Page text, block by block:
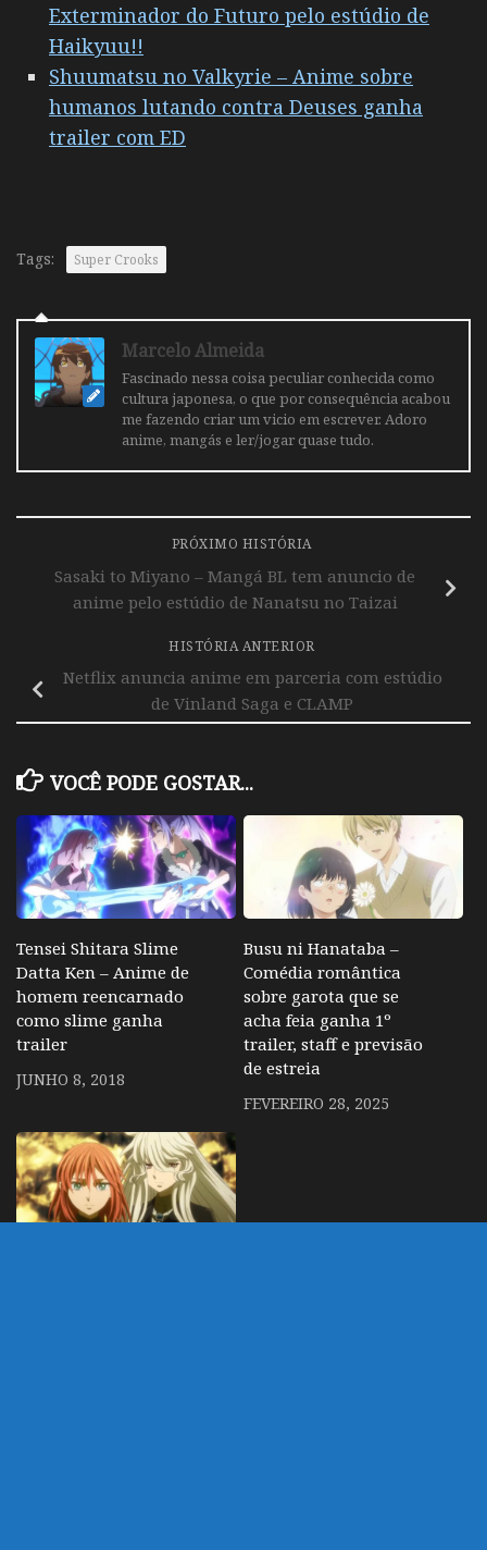
Exterminador do Futuro pelo estúdio de
Haikyuu!!
Shuumatsu no Valkyrie – Anime sobre
humanos lutando contra Deuses ganha
trailer com ED
Tags: Super Crooks
Marcelo Almeida
Fascinado nessa coisa peculiar conhecida como
cultura japonesa, o que por consequência acabou
me fazendo criar um vicio em escrever. Adoro
anime, mangás e ler/jogar quase tudo.
PRÓXIMO HISTÓRIA
Sasaki to Miyano – Mangá BL tem anuncio de
anime pelo estúdio de Nanatsu no Taizai
HISTÓRIA ANTERIOR
Netflix anuncia anime em parceria com estúdio
de Vinland Saga e CLAMP
VOCÊ PODE GOSTAR...
Tensei Shitara Slime
Datta Ken – Anime de
homem reencarnado
como slime ganha
trailer
JUNHO 8, 2018
Busu ni Hanataba –
Comédia romântica
sobre garota que se
acha feia ganha 1º
trailer, staff e previsão
de estreia
FEVEREIRO 28, 2025